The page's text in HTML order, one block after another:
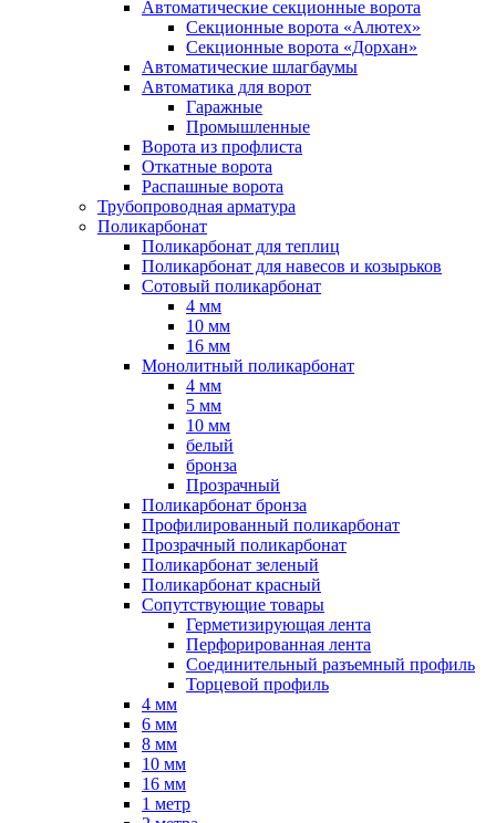
Автоматические секционные ворота
Секционные ворота «Алютех»
Секционные ворота «Дорхан»
Автоматические шлагбаумы
Автоматика для ворот
Гаражные
Промышленные
Ворота из профлиста
Откатные ворота
Распашные ворота
Трубопроводная арматура
Поликарбонат
Поликарбонат для теплиц
Поликарбонат для навесов и козырьков
Сотовый поликарбонат
4 мм
10 мм
16 мм
Монолитный поликарбонат
4 мм
5 мм
10 мм
белый
бронза
Прозрачный
Поликарбонат бронза
Профилированный поликарбонат
Прозрачный поликарбонат
Поликарбонат зеленый
Поликарбонат красный
Сопутствующие товары
Герметизирующая лента
Перфорированная лента
Соединительный разъемный профиль
Торцевой профиль
4 мм
6 мм
8 мм
10 мм
16 мм
1 метр